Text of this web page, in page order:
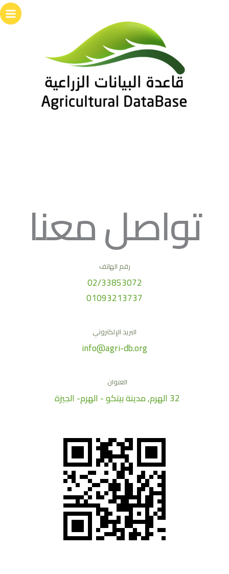
تواصل معنا
رقم الهاتف
02/33853072
01093213737
البريد الإلكتروني
info@agri-db.org
العنوان
32 الهرم, مدينة بيتكو - الهرم- الجيزة